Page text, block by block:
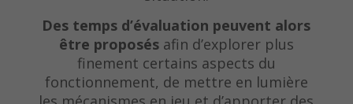
Des temps d’évaluation peuvent alors
être proposésafin d’explorer plus
finement certains aspects du
fonctionnement, de mettre en lumière